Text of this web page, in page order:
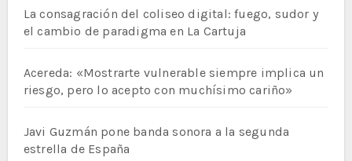
La consagración del coliseo digital: fuego, sudor y
el cambio de paradigma en La Cartuja
Acereda: «Mostrarte vulnerable siempre implica un
riesgo, pero lo acepto con muchísimo cariño»
Javi Guzmán pone banda sonora a la segunda
estrella de España